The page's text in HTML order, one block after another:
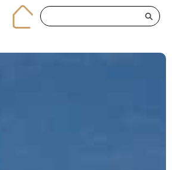
cookies